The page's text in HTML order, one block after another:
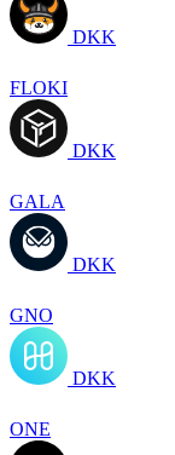
DKK
FLOKI
DKK
GALA
DKK
GNO
DKK
ONE